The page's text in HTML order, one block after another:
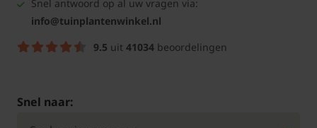
Snel antwoord op al uw vragen via:
info@tuinplantenwinkel.nl
9.5 uit 41034 beoordelingen
Snel naar: